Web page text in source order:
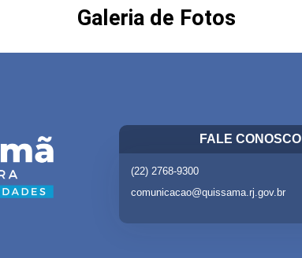
Galeria de Fotos
FALE CONOSCO
(22) 2768-9300
comunicacao@quissama.rj.gov.br